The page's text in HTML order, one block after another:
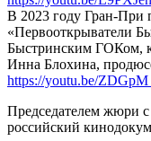
В 2023 году Гран-При
«Первооткрыватели
Быстринским ГОКом,
Инна Блохина,
https://youtu.be/
Председателем жюри с
российский